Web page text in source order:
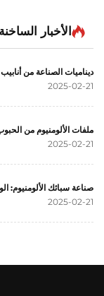
المدعومة برؤية
الأخبار الساخنة
ديناميات الصناعة من
2025-02-21
ملفات الألومنيوم من
2025-02-21
صناعة سبائك الألومنيوم:
2025-02-21